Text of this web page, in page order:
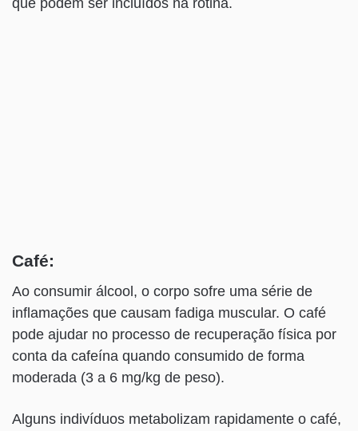
que podem ser incluídos na rotina.
Café:
Ao consumir álcool, o corpo sofre uma série de
inflamações que causam fadiga muscular. O café
pode ajudar no processo de recuperação física por
conta da cafeína quando consumido de forma
moderada (3 a 6 mg/kg de peso).
Alguns indivíduos metabolizam rapidamente o café,